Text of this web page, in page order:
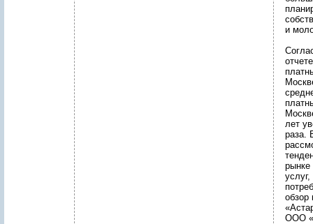
и
лет
раза.
рынке
обзор
ООО